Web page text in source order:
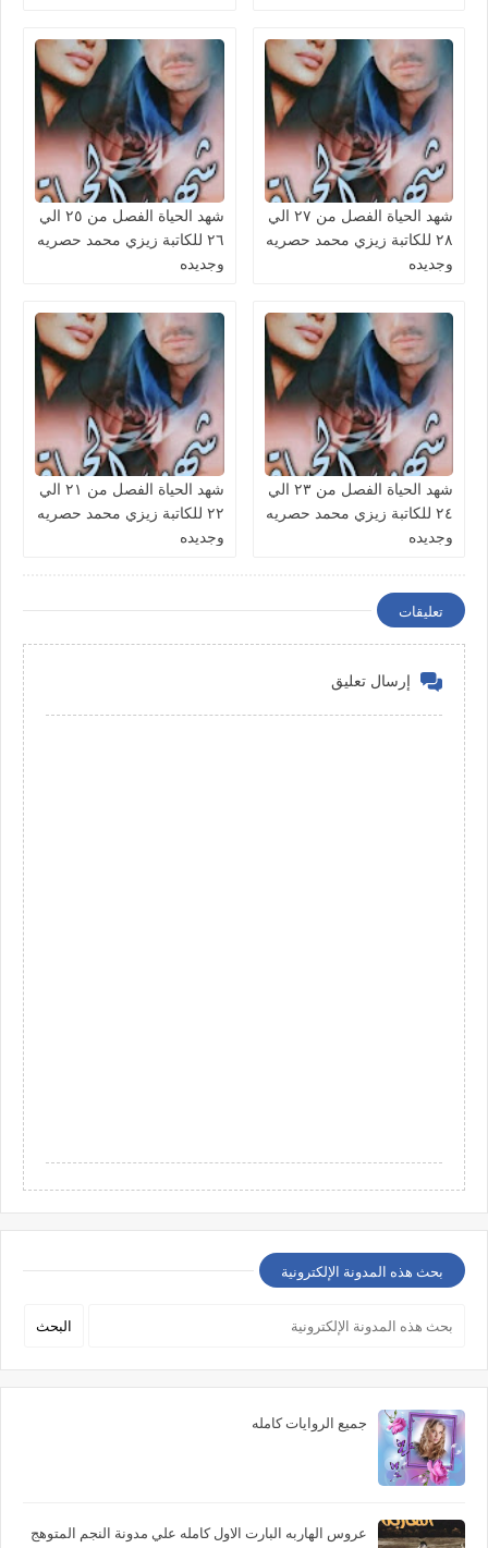
شهد الحياة الفصل من ٢٧ الي
٢٨ للكاتبة زيزي محمد حصريه
وجديده
شهد الحياة الفصل من ٢٥ الي
٢٦ للكاتبة زيزي محمد حصريه
وجديده
شهد الحياة الفصل من ٢٣ الي
٢٤ للكاتبة زيزي محمد حصريه
وجديده
شهد الحياة الفصل من ٢١ الي
٢٢ للكاتبة زيزي محمد حصريه
وجديده
تعليقات
إرسال تعليق
بحث هذه المدونة الإلكترونية
جميع الروايات كامله
عروس الهاربه البارت الاول كامله علي مدونة النجم المتوهج